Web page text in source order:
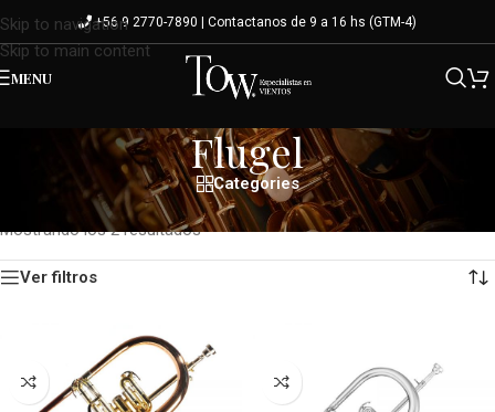
Skip to navigation
Skip to main content
+56 9 2770-7890 | Contactanos de 9 a 16 hs (GTM-4)
MENU
Flugel
Categories
Vientos Metal /Fliscornio/Flugel
Mostrando los 2 resultados
Ver filtros